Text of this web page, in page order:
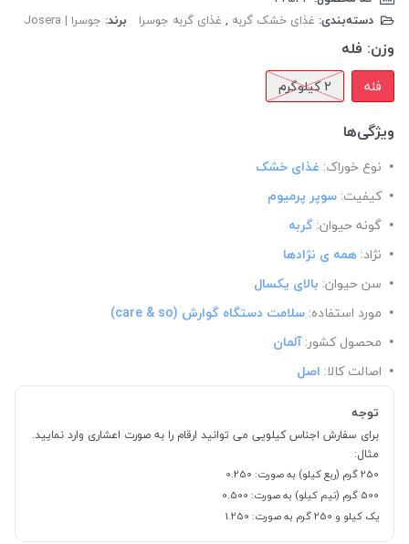
دسته‌بندی: غذای خشک گربه , غذای گربه جوسرا برند: جوسرا | Josera
وزن: فله
فله 2 کیلوگرم
ویژگی‌ها
نوع خوراک: غذای خشک
کیفیت: سوپر پرمیوم
گونه حیوان: گربه
نژاد: همه ی نژادها
سن حیوان: بالای یکسال
مورد استفاده: سلامت دستگاه گوارش (care & so)
محصول کشور: آلمان
اصالت کالا: اصل
توجه
برای سفارش اجناس کیلویی می توانید ارقام را به صورت اعشاری وارد نمایید.
مثال:
250 گرم (ربع کیلو) به صورت: 0.250
500 گرم (نیم کیلو) به صورت: 0.500
یک کیلو و 250 گرم به صورت: 1.250